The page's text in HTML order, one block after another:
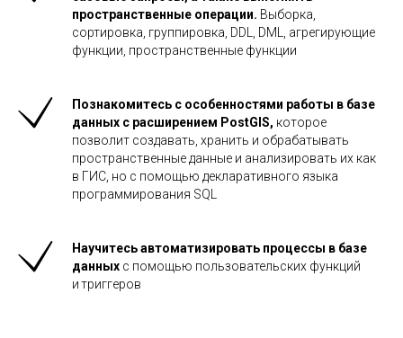
пространственные операции. Выборка,
сортировка, группировка, DDL, DML, агрегирующие
функции, пространственные функции
Познакомитесь с особенностями работы в базе
данных с расширением PostGIS, которое
позволит создавать, хранить и обрабатывать
пространственные данные и анализировать их как
в ГИС, но с помощью декларативного языка
программирования SQL
Научитесь автоматизировать процессы в базе
данных с помощью пользовательских функций
и триггеров